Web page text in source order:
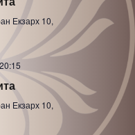
Екзарх 10,
20:15
Екзарх 10,